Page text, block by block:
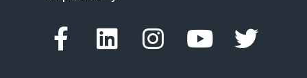
Facebook-f
LinkedinInstagram
Youtube